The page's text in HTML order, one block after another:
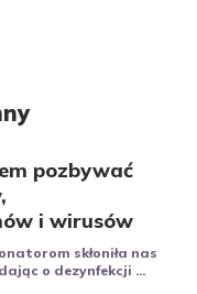
pozbywać
i wirusów
skłoniła nas
o dezynfekcji ...